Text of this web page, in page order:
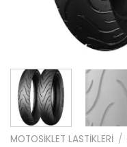
MOTOSIKLET LASTIKLERI /